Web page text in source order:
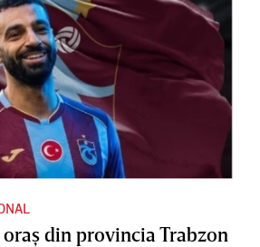
din provincia Trabzon